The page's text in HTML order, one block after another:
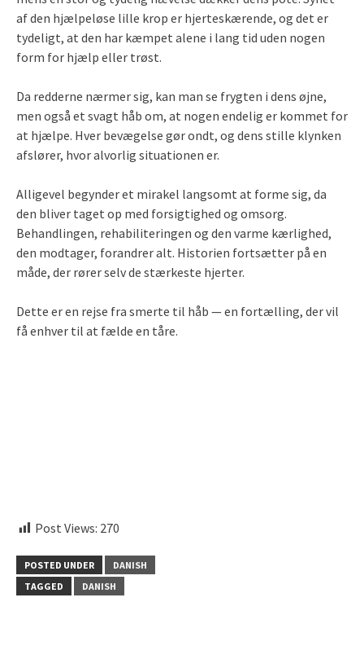
af den hjælpeløse lille krop er hjerteskærende, og det er
tydeligt, at den har kæmpet alene i lang tid uden nogen
form for hjælp eller trøst.
Da redderne nærmer sig, kan man se frygten i dens øjne,
men også et svagt håb om, at nogen endelig er kommet for
at hjælpe. Hver bevægelse gør ondt, og dens stille klynken
afslører, hvor alvorlig situationen er.
Alligevel begynder et mirakel langsomt at forme sig, da
den bliver taget op med forsigtighed og omsorg.
Behandlingen, rehabiliteringen og den varme kærlighed,
den modtager, forandrer alt. Historien fortsætter på en
måde, der rører selv de stærkeste hjerter.
Dette er en rejse fra smerte til håb — en fortælling, der vil
få enhver til at fælde en tåre.
Post Views: 270
POSTED UNDER
DANISH
TAGGED
DANISH